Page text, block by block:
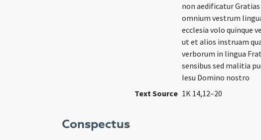
non aedificatur Gratias
omnium vestrum
ecclesia volo quinque
ut et alios instruam
verborum in lingua
sensibus sed malitia
Iesu Domino nostro
Text Source 1K 14,12–20
Conspectus